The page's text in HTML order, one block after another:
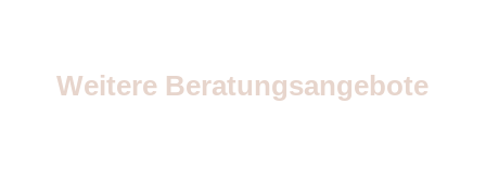
Weitere Beratungsangebote